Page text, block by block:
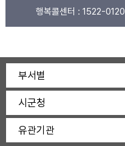
행복콜센터 : 1522-0120
부서별
시군청
유관기관